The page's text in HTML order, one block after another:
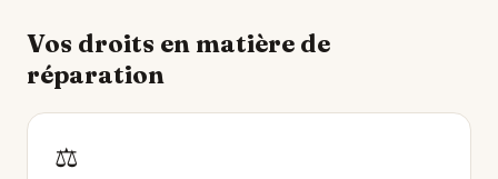
Vos droits en matière de
réparation
⚖️